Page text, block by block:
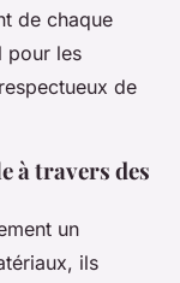
de chaque
pour les
de
à travers des
un
ils